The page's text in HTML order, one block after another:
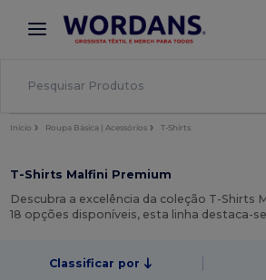
× App Wordans
Melhores preços na app!
Início Roupa Básica | Acessórios T-Shirts
T-Shirts Malfini Premium
Descubra a excelência da coleção T-Shirts
18 opções disponíveis, esta linha destaca-
Classificar por